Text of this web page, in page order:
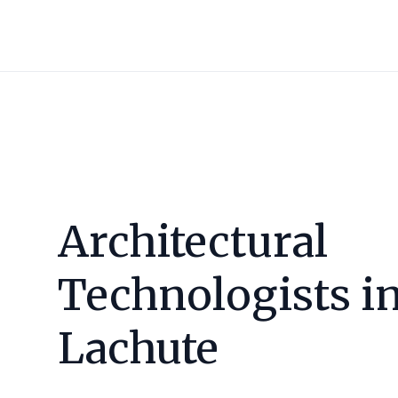
Architectural
Technologists
Lachute